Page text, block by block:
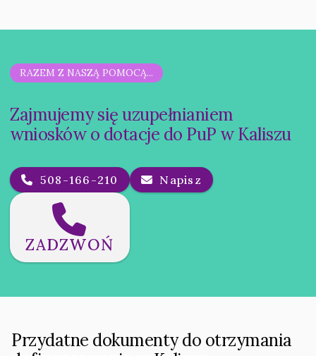
RAZEM Z NASZĄ POMOCĄ...
Zajmujemy się uzupełnianiem
wniosków o dotacje do PuP w Kaliszu
508-166-210 Napisz
ZADZWOŃ
Przydatne dokumenty do otrzymania